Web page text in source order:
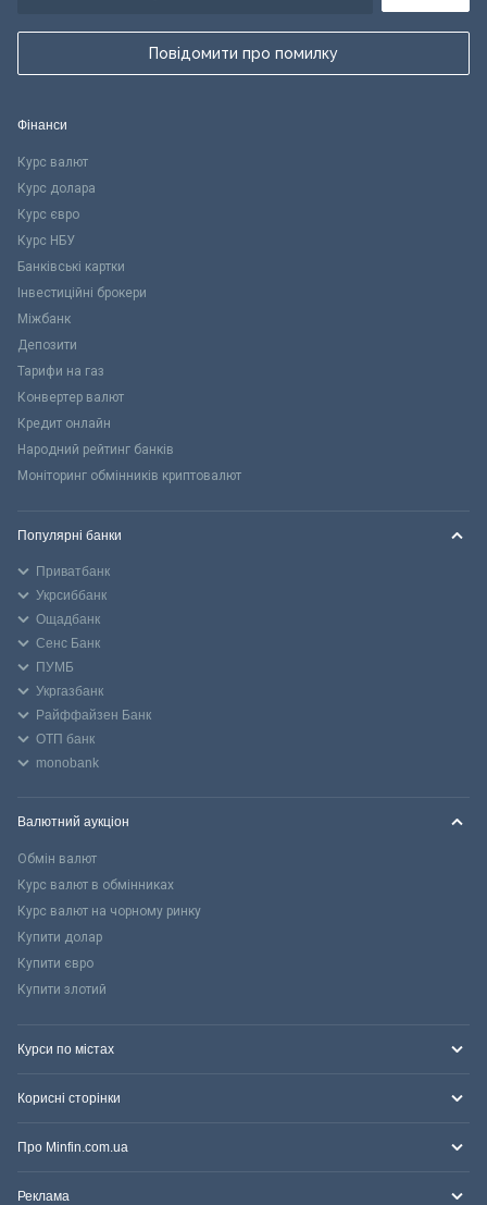
Повідомити про помилку
Фінанси
Курс валют
Курс долара
Курс євро
Курс НБУ
Банківські картки
Інвестиційні брокери
Міжбанк
Депозити
Тарифи на газ
Конвертер валют
Кредит онлайн
Народний рейтинг банків
Моніторинг обмінників криптовалют
Популярні банки
Приватбанк
Укрсиббанк
Ощадбанк
Сенс Банк
ПУМБ
Укргазбанк
Райффайзен Банк
ОТП банк
monobank
Валютний аукціон
Обмін валют
Курс валют в обмінниках
Курс валют на чорному ринку
Купити долар
Купити євро
Купити злотий
Курси по містах
Корисні сторінки
Про Minfin.com.ua
Реклама